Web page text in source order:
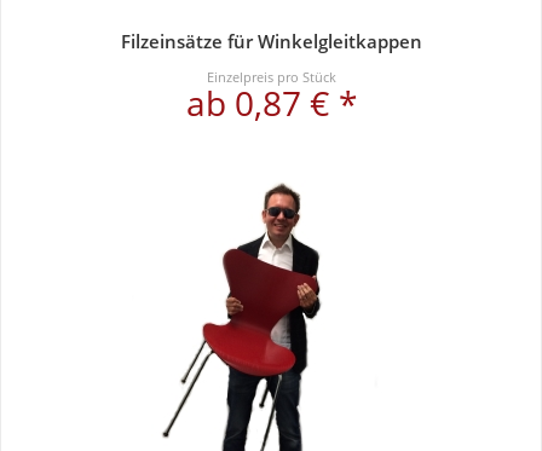
Filzeinsätze für Winkelgleitkappen
Einzelpreis pro Stück
ab 0,87 € *